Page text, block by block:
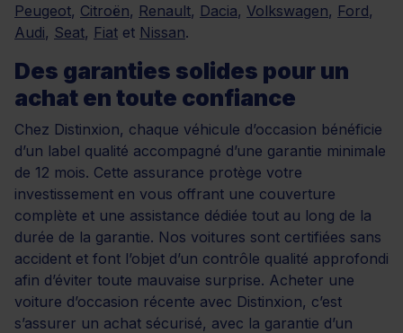
Peugeot, Citroën, Renault, Dacia, Volkswagen, Ford,
Audi, Seat, Fiat et Nissan.
Des garanties solides pour un
achat en toute confiance
Chez Distinxion, chaque véhicule d’occasion bénéficie
d’un label qualité accompagné d’une garantie minimale
de 12 mois. Cette assurance protège votre
investissement en vous offrant une couverture
complète et une assistance dédiée tout au long de la
durée de la garantie. Nos voitures sont certifiées sans
accident et font l’objet d’un contrôle qualité approfondi
afin d’éviter toute mauvaise surprise. Acheter une
voiture d’occasion récente avec Distinxion, c’est
s’assurer un achat sécurisé, avec la garantie d’un